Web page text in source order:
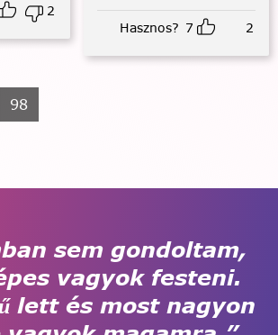
2
Hasznos? 7 2
98
sem gondoltam,
vagyok festeni.
lett és most nagyon